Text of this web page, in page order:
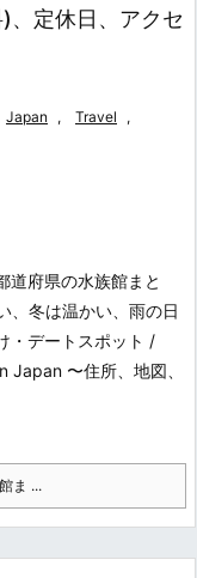
、定休日、アクセ
Japan , Travel ,
道府県の水族館まと
、冬は温かい、雨の日
・デートスポット /
Japan 〜住所、地図、
ま ...